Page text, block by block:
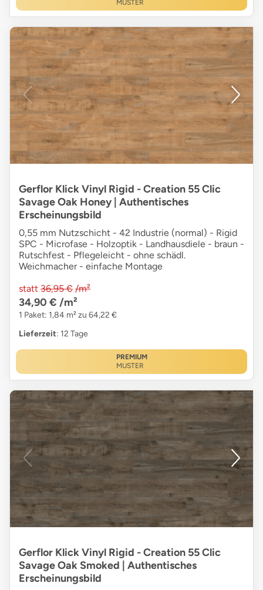
MUSTER
Gerflor Klick Vinyl Rigid - Creation 55 Clic
Savage Oak Honey | Authentisches
Erscheinungsbild
0,55 mm Nutzschicht - 42 Industrie (normal) - Rigid
SPC - Microfase - Holzoptik - Landhausdiele - braun -
Rutschfest - Pflegeleicht - ohne schädl.
Weichmacher - einfache Montage
statt 36,95 € /m²
34,90 € /m²
1 Paket: 1,84 m² zu 64,22 €
Lieferzeit: 12 Tage
PREMIUM
MUSTER
Gerflor Klick Vinyl Rigid - Creation 55 Clic
Savage Oak Smoked | Authentisches
Erscheinungsbild